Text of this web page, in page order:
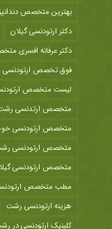
بهترین متخصص
دکتر ارتودنسی گیلان
دکتر عرفانه افسری
فوق تخصص
لیست متخصص
متخصص ارتدنسی
متخصص ارتودنسی
متخصص ارتودنسی
متخصص ارتودنسی
مطب متخصص
هزينه ارتودنسی رشت
کلینیک ارتودنسی در